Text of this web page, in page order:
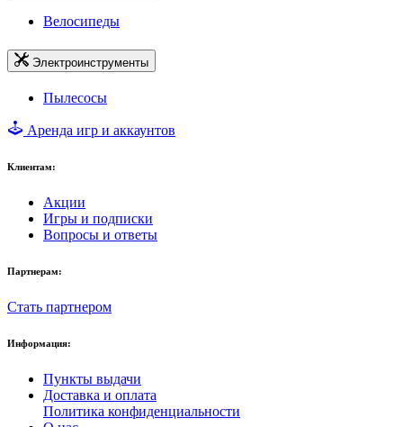
Велосипеды
Электроинструменты
Пылесосы
Аренда игр и аккаунтов
Клиентам:
Акции
Игры и подписки
Вопросы и ответы
Партнерам:
Стать партнером
Информация:
Пункты выдачи
Доставка и оплата
Политика конфиденциальности